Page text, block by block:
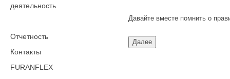
деятельность
Отчетность
Контакты
FURANFLEX
Давайте вместе помнить о